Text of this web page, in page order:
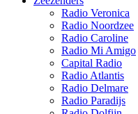
Radio Veronica
Radio Noordzee
Radio Caroline
Radio Mi Amigo
Capital Radio
Radio Atlantis
Radio Delmare
Radio Paradijs